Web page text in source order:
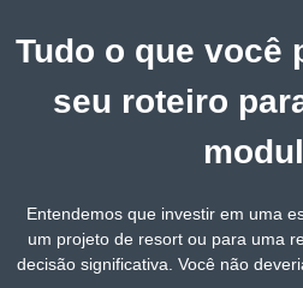
Tudo o que você
seu roteiro
Entendemos que investir em uma
um projeto de resort ou para uma
decisão significativa. Você não